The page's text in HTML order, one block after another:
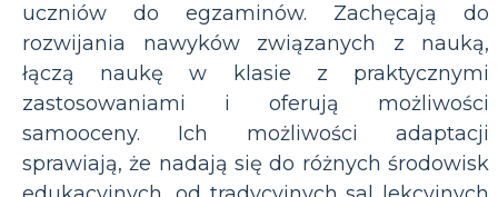
uczniów do egzaminów. Zachęcają do
rozwijania nawyków związanych z nauką,
łączą naukę w klasie z praktycznymi
zastosowaniami i oferują możliwości
samooceny. Ich możliwości adaptacji
sprawiają, że nadają się do różnych środowisk